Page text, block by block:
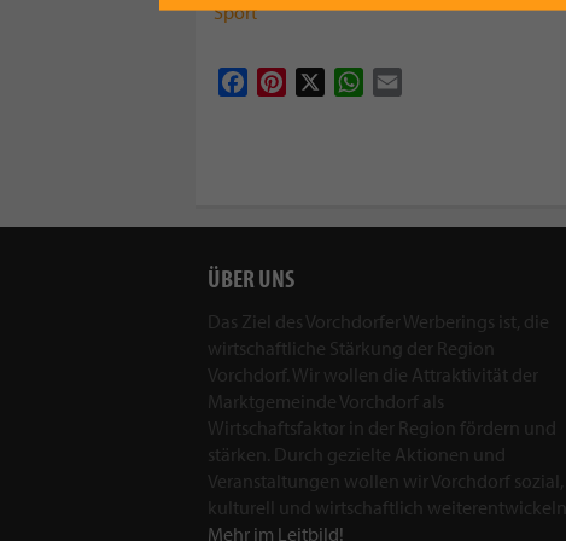
Sport
FacebookPinterest WhatsApp
ÜBER UNS
Das Ziel des Vorchdorfer Werberings ist, die
wirtschaftliche Stärkung der Region
Vorchdorf. Wir wollen die Attraktivität der
Marktgemeinde Vorchdorf als
Wirtschaftsfaktor in der Region fördern und
stärken. Durch gezielte Aktionen und
Veranstaltungen wollen wir Vorchdorf sozial,
kulturell und wirtschaftlich weiterentwickeln.
Mehr im Leitbild!